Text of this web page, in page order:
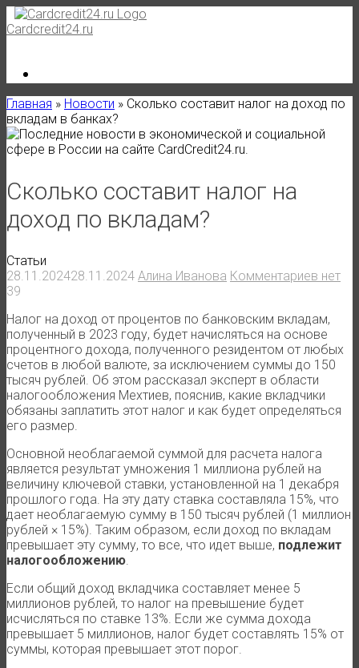
Skip
to
Cardcredit24.ru
Главная » Новости » Сколько составит налог на доход по
вкладам в банках?
Сколько составит налог на
доход по вкладам?
Статьи
28.11.202428.11.2024 Алина Иванова Комментариев нет
39
Налог на доход от процентов по банковским вкладам,
полученный в 2023 году, будет начисляться на основе
процентного дохода, полученного резидентом от любых
счетов в любой валюте, за исключением суммы до 150
тысяч рублей. Об этом рассказал эксперт в области
налогообложения Мехтиев, пояснив, какие вкладчики
обязаны заплатить этот налог и как будет определяться
его размер.
Основной необлагаемой суммой для расчета налога
является результат умножения 1 миллиона рублей на
величину ключевой ставки, установленной на 1 декабря
прошлого года. На эту дату ставка составляла 15%, что
дает необлагаемую сумму в 150 тысяч рублей (1 миллион
рублей × 15%). Таким образом, если доход по вкладам
превышает эту сумму, то все, что идет выше, подлежит
налогообложению
Если общий доход вкладчика составляет менее 5
миллионов рублей, то налог на превышение будет
исчисляться по ставке 13%. Если же сумма дохода
превышает 5 миллионов, налог будет составлять 15% от
суммы, которая превышает этот порог.